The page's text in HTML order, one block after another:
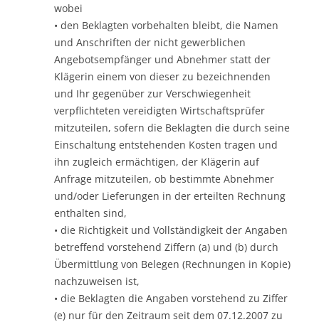
wobei
• den Beklagten vorbehalten bleibt, die Namen
und Anschriften der nicht gewerblichen
Angebotsempfänger und Abnehmer statt der
Klägerin einem von dieser zu bezeichnenden
und Ihr gegenüber zur Verschwiegenheit
verpflichteten vereidigten Wirtschaftsprüfer
mitzuteilen, sofern die Beklagten die durch seine
Einschaltung entstehenden Kosten tragen und
ihn zugleich ermächtigen, der Klägerin auf
Anfrage mitzuteilen, ob bestimmte Abnehmer
und/oder Lieferungen in der erteilten Rechnung
enthalten sind,
• die Richtigkeit und Vollständigkeit der Angaben
betreffend vorstehend Ziffern (a) und (b) durch
Übermittlung von Belegen (Rechnungen in Kopie)
nachzuweisen ist,
• die Beklagten die Angaben vorstehend zu Ziffer
(e) nur für den Zeitraum seit dem 07.12.2007 zu